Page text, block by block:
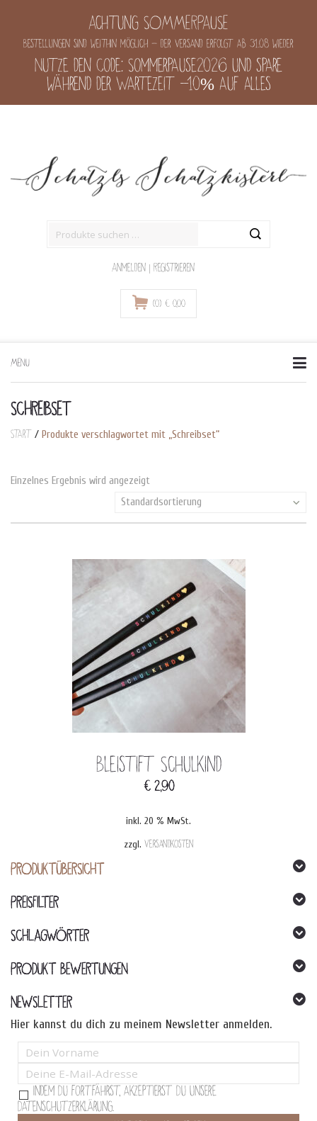
Achtung SOMMERPAUSE
Bestellungen sind weithin möglich - der Versand erfolgt ab 31.08 wieder
Nutze den Code: Sommerpause2026 und spare
während der Wartezeit -10% auf alles
Anmelden | Registrieren
(0) € 0,00
MENU
to
SCHREIBSET
Start / Produkte verschlagwortet mit „Schreibset“
Einzelnes Ergebnis wird angezeigt
Standardsortierung
Bleistift Schulkind
€2,90
inkl. 20 % MwSt.
zzgl. Versandkosten
PRODUKTÜBERSICHT
PREISFILTER
SCHLAGWÖRTER
PRODUKT BEWERTUNGEN
NEWSLETTER
Hier kannst du dich zu meinem Newsletter anmelden.
Indem Du fortfährst, akzeptierst Du unsere
Datenschutzerklärung.